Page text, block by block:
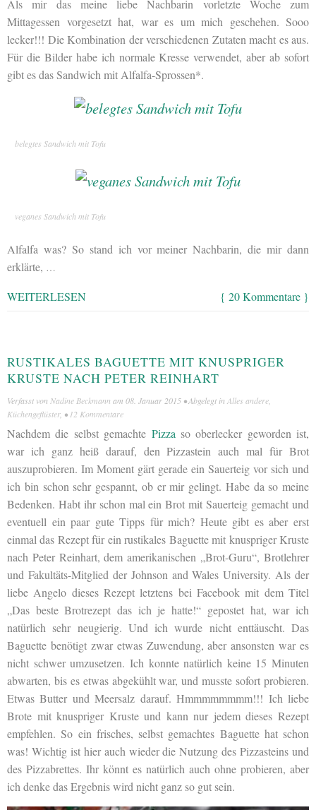
Als mir das meine liebe Nachbarin vorletzte Woche zum
Mittagessen vorgesetzt hat, war es um mich geschehen. Sooo
lecker!!! Die Kombination der verschiedenen Zutaten macht es aus.
Für die Bilder habe ich normale Kresse verwendet, aber ab sofort
gibt es das Sandwich mit Alfalfa-Sprossen*.
belegtes Sandwich mit Tofu
veganes Sandwich mit Tofu
Alfalfa was? So stand ich vor meiner Nachbarin, die mir dann
erklärte, …
WEITERLESEN { 20 Kommentare }
RUSTIKALES BAGUETTE MIT KNUSPRIGER
KRUSTE NACH PETER REINHART
Verfasst von Nadine Beckmann am 08. Januar 2015 • Abgelegt in Alles andere
Küchengeflüster, • 12 Kommentare
Nachdem die selbst gemachte Pizza so oberlecker geworden ist,
war ich ganz heiß darauf, den Pizzastein auch mal für Brot
auszuprobieren. Im Moment gärt gerade ein Sauerteig vor sich und
ich bin schon sehr gespannt, ob er mir gelingt. Habe da so meine
Bedenken. Habt ihr schon mal ein Brot mit Sauerteig gemacht und
eventuell ein paar gute Tipps für mich? Heute gibt es aber erst
einmal das Rezept für ein rustikales Baguette mit knuspriger Kruste
nach Peter Reinhart, dem amerikanischen „Brot-Guru“, Brotlehrer
und Fakultäts-Mitglied der Johnson and Wales University. Als der
liebe Angelo dieses Rezept letztens bei Facebook mit dem Titel
„Das beste Brotrezept das ich je hatte!“ gepostet hat, war ich
natürlich sehr neugierig. Und ich wurde nicht enttäuscht. Das
Baguette benötigt zwar etwas Zuwendung, aber ansonsten war es
nicht schwer umzusetzen. Ich konnte natürlich keine 15 Minuten
abwarten, bis es etwas abgekühlt war, und musste sofort probieren.
Etwas Butter und Meersalz darauf. Hmmmmmmmm!!! Ich liebe
Brote mit knuspriger Kruste und kann nur jedem dieses Rezept
empfehlen. So ein frisches, selbst gemachtes Baguette hat schon
was! Wichtig ist hier auch wieder die Nutzung des Pizzasteins und
des Pizzabrettes. Ihr könnt es natürlich auch ohne probieren, aber
ich denke das Ergebnis wird nicht ganz so gut sein.